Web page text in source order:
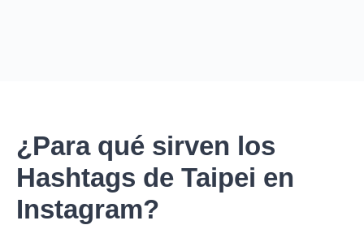
¿Para qué sirven los
Hashtags de Taipei en
Instagram?